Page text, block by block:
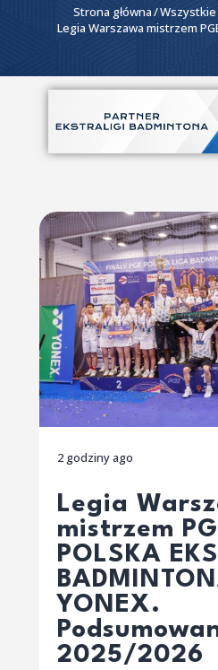
Strona główna
Legia Warszawa mistrzem
2 godziny ago
Legia
mistrzem
POLSKA
YONEX.
2025/2026